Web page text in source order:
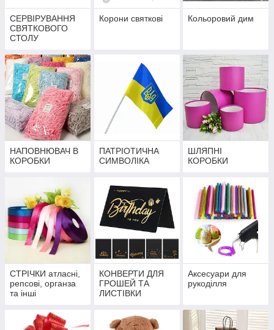
СЕРВІРУВАННЯ
СВЯТКОВОГО
СТОЛУ
Корони святкові Кольоровий дим
НАПОВНЮВАЧ В
КОРОБКИ
ПАТРІОТИЧНА
СИМВОЛІКА
ШЛЯПНІ
КОРОБКИ
СТРІЧКИ атласні,
репсові, органза
та інші
КОНВЕРТИ ДЛЯ
ГРОШЕЙ ТА
ЛИСТІВКИ
Аксесуари для
рукоділля